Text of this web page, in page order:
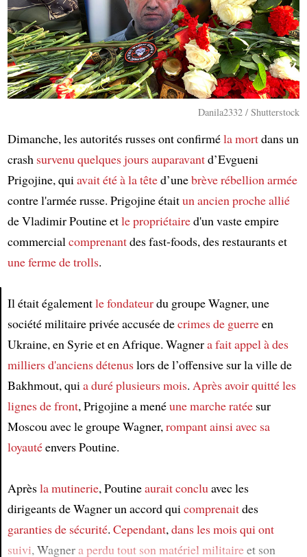
Article
Danila2332 / Shutterstock
Dimanche, les autorités russes ont confirméla mortdans un
crash survenu quelques jours auparavantd’Evgueni
Prigojine, qui avait été à la têted’unebrève rébellion armée
contre l'armée russe. Prigojine étaitun ancien proche allié
de Vladimir Poutine etle propriétaired'un vaste empire
commercial comprenantdes fast-foods, des restaurants et
une ferme de trolls.
Il était égalementle fondateurdu groupe Wagner, une
société militaire privée accusée decrimes de guerreen
Ukraine, en Syrie et en Afrique. Wagnera fait appel àdes
milliers d'anciens détenuslors de l’offensive sur la ville de
Bakhmout, qui a duréplusieurs mois. Après avoir quittéles
lignes de front, Prigojine a menéune marche ratéesur
Moscou avec le groupe Wagner, rompant ainsi avec sa
loyautéenvers Poutine.
Aprèsla mutinerie, Poutineaurait conclu avec les
dirigeants de Wagner un accord qui comprenaitdes
garanties de sécurité. Cependant, dans les mois qui ont
suivi, Wagnera perdu tout son matériel militaireet son